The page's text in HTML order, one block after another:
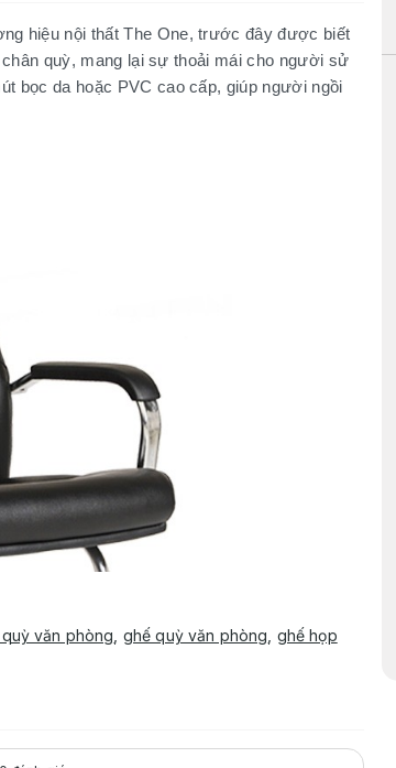
hiệu nội thất The One, trước đây được biết
quỳ, mang lại sự thoải mái cho người sử
bọc da hoặc PVC cao cấp, giúp người ngồi
văn phòng ghế quỳ văn phòng ghế họp